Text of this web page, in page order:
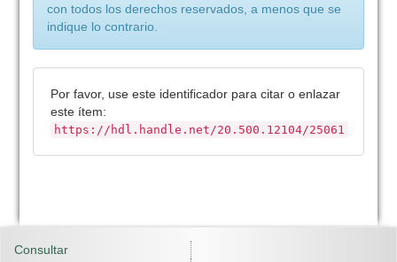
con todos los derechos reservados, a menos que se
indique lo contrario.
Por favor, use este identificador para citar o enlazar
este ítem:
https://hdl.handle.net/20.500.12104/25061
Consultar